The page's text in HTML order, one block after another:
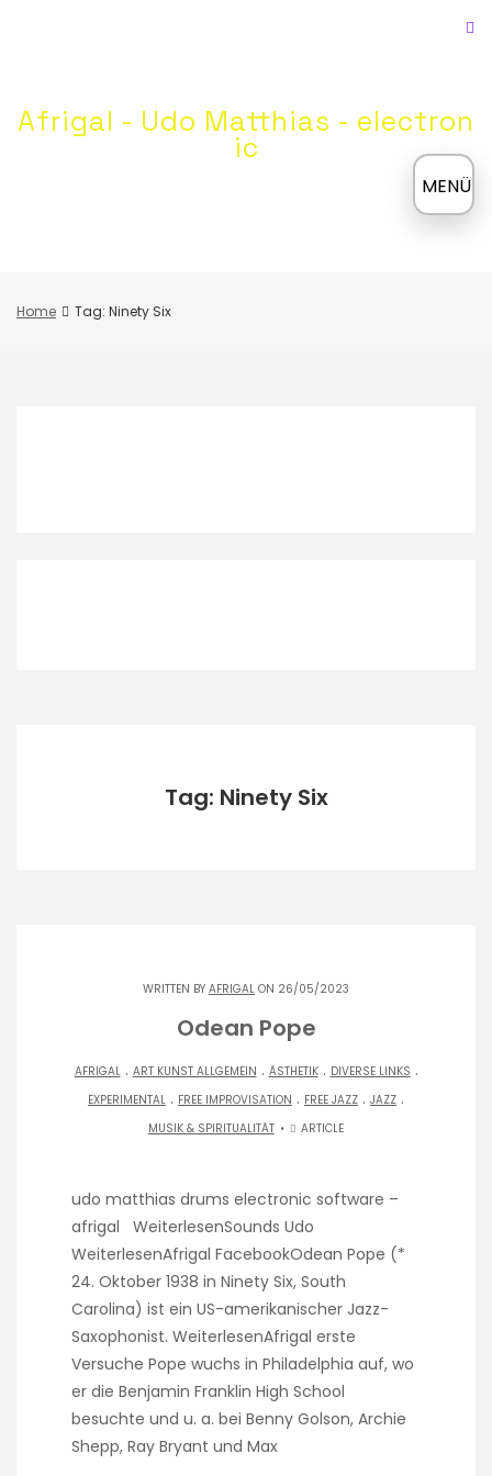
Afrigal - Udo Matthias - electron
ic
Home Tag: Ninety Six
≡
Tag: Ninety Six
WRITTEN BY AFRIGAL ON 26/05/2023
Odean Pope
AFRIGAL. ART KUNST ALLGEMEIN . ÄSTHETIK. DIVERSE LINKS .
EXPERIMENTAL . FREE IMPROVISATION . FREE JAZZ . JAZZ .
MUSIK & SPIRITUALITÄT ARTICLE
udo matthias drums electronic software –
afrigal WeiterlesenSounds Udo
WeiterlesenAfrigal FacebookOdean Pope (*
24. Oktober 1938 in Ninety Six, South
Carolina) ist ein US-amerikanischer Jazz-
Saxophonist. WeiterlesenAfrigal erste
Versuche Pope wuchs in Philadelphia auf, wo
er die Benjamin Franklin High School
besuchte und u. a. bei Benny Golson, Archie
Shepp, Ray Bryant und Max
MENÜ